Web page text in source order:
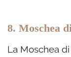
8. Moschea
La Moschea